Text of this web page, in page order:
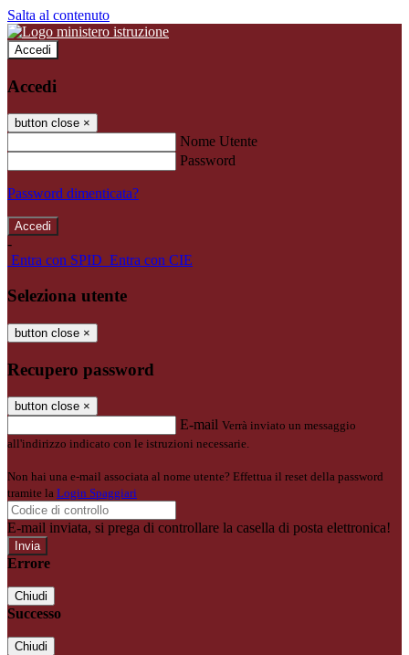
Salta al contenuto
Accedi
Accedi
button close ×
Nome Utente
Password
Password dimenticata?
-
Entra con SPID Entra con CIE
Seleziona utente
button close ×
Recupero password
button close ×
E-mail Verrà inviato un messaggio
all'indirizzo indicato con le istruzioni necessarie.
Non hai una e-mail associata al nome utente? Effettua il reset della password
tramite la Login Spaggiari
E-mail inviata, si prega di controllare la casella di posta elettronica!
Errore
Chiudi
Successo
Chiudi